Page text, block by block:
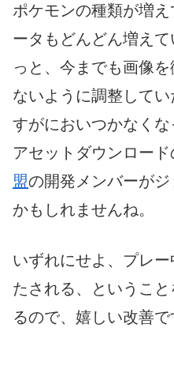
ポケモンの種類が増
ータもどんどん増え
っと、今までも画像
ないように調整して
すがにおいつかなくな
アセットダウンロー
盟の開発メンバーが
かもしれませんね。
いずれにせよ、プレ
たされる、というこ
るので、嬉しい改善で